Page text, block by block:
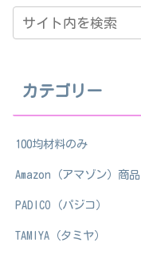
カテゴリー
100均材料のみ
Amazon（アマゾン）商品
PADICO（パジコ）
TAMIYA（タミヤ）